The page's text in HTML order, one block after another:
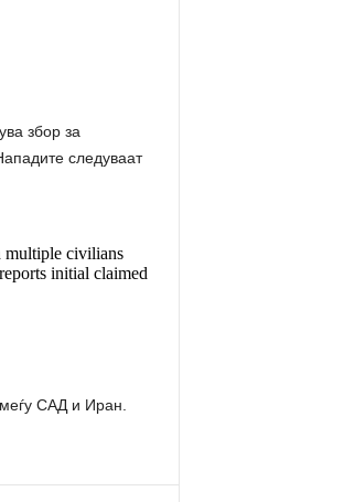
збор за
следуваат
multiple civilians
initial claimed
САД и Иран.